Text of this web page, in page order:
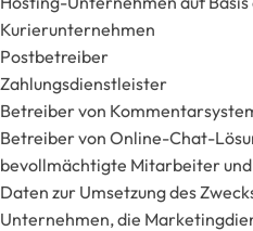
Kurierunternehmen
Postbetreiber
Zahlungsdienstleister
Betreiber von
Betreiber von Online-Chat-
bevollmächtigte Mitarbeiter
Daten zur Umsetzung des
Unternehmen, die